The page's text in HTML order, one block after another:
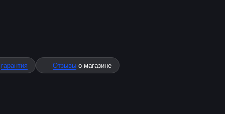
гарантия Отзывы о магазине